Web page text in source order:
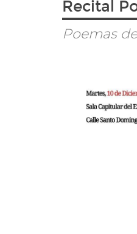
ir
a
la
página
Recital
Poemas